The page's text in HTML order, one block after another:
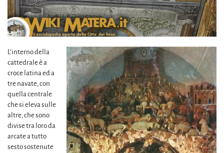
L’interno della
cattedrale è a
croce latina ed a
tre navate, con
quella centrale
che si eleva sulle
altre, che sono
divise tra loro da
arcate a tutto
sesto sostenute